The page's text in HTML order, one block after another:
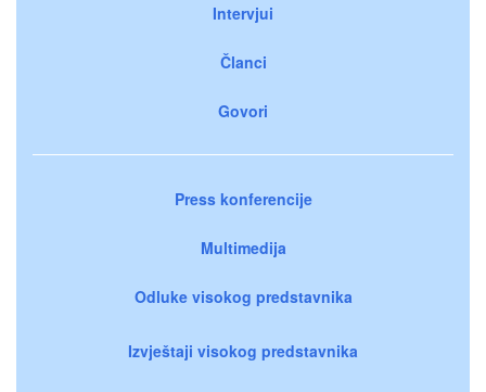
Intervjui
Članci
Govori
Press konferencije
Multimedija
Odluke visokog predstavnika
Izvještaji visokog predstavnika